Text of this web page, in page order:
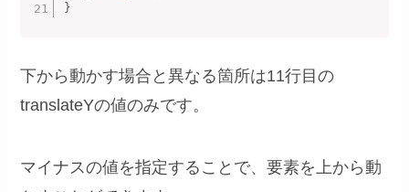
}
下から動かす場合と異なる箇所は11行目の
translateYの値のみです。
マイナスの値を指定することで、要素を上から動